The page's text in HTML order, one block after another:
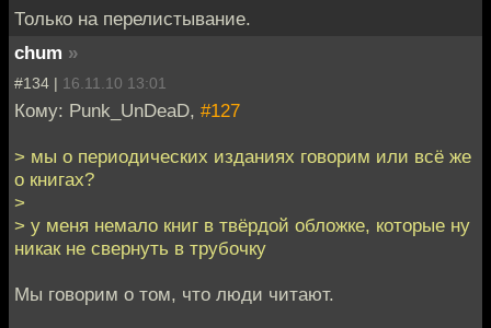
Только на перелистывание.
chum »
#134 | 16.11.10 13:01
Кому: Punk_UnDeaD, #127
> мы о периодических изданиях говорим или всё же
о книгах?
>
> у меня немало книг в твёрдой обложке, которые ну
никак не свернуть в трубочку
Мы говорим о том, что люди читают.